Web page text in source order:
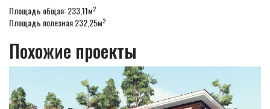
Площадь общая: 233,11м2
Площадь полезная 232,25м2
Похожие проекты